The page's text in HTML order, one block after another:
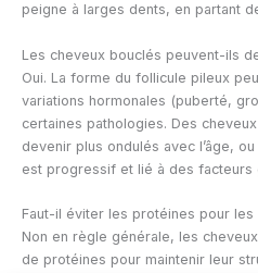
peigne à larges dents, en partant
Les cheveux bouclés peuvent-ils
Oui. La forme du follicule pileux
variations hormonales (puberté,
certaines pathologies. Des
devenir plus ondulés avec l’âge,
est progressif et lié à des facteurs
Faut-il éviter les protéines pour les
Non en règle générale, les
de protéines pour maintenir leur